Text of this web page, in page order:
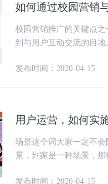
如何通过校园营销
校园营销推广的关键点之一，
到与用户互动交流的目地
发布时间：2020-04-15
用户运营，如何实
场景这个词大家一定不
景，到家是一种场景，那
发布时间：2020-04-15